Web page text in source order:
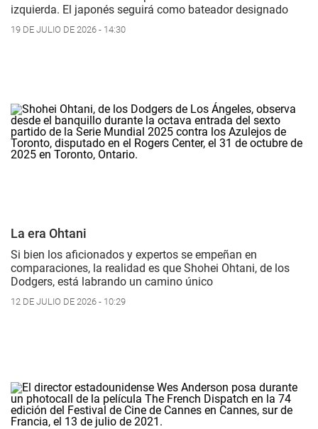
izquierda. El japonés seguirá como bateador designado
19 DE JULIO DE 2026 - 14:30
La era Ohtani
Si bien los aficionados y expertos se empeñan en
comparaciones, la realidad es que Shohei Ohtani, de los
Dodgers, está labrando un camino único
12 DE JULIO DE 2026 - 10:29